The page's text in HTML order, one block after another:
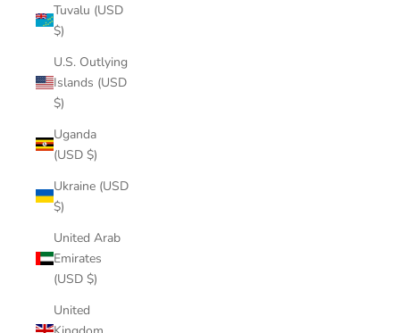
Tuvalu (USD
$)
U.S. Outlying
Islands (USD
$)
Uganda
(USD $)
Ukraine (USD
$)
United Arab
Emirates
(USD $)
United